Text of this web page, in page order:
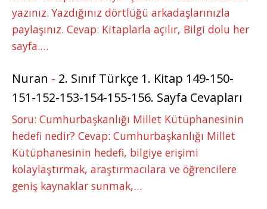
yazınız. Yazdığınız dörtlüğü arkadaşlarınızla
paylaşınız. Cevap: Kitaplarla açılır, Bilgi dolu her
sayfa.…
Nuran - 2. Sınıf Türkçe 1. Kitap 149-150-
151-152-153-154-155-156. Sayfa Cevapları
Soru: Cumhurbaşkanlığı Millet Kütüphanesinin
hedefi nedir? Cevap: Cumhurbaşkanlığı Millet
Kütüphanesinin hedefi, bilgiye erişimi
kolaylaştırmak, araştırmacılara ve öğrencilere
geniş kaynaklar sunmak,…